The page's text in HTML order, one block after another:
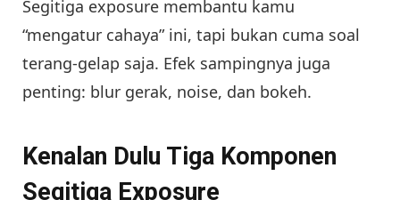
Segitiga exposure membantu kamu
“mengatur cahaya” ini, tapi bukan cuma soal
terang-gelap saja. Efek sampingnya juga
penting: blur gerak, noise, dan bokeh.
Kenalan Dulu Tiga Komponen
Segitiga Exposure